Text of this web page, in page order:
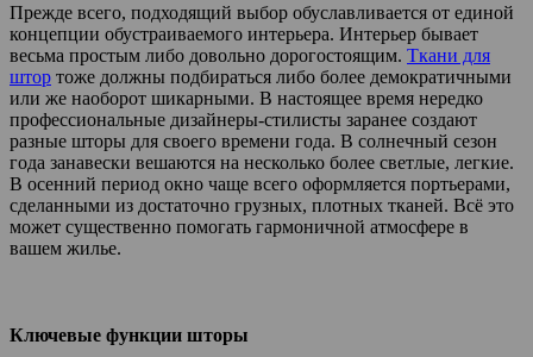
Прежде всего, подходящий выбор обуславливается от единой
концепции обустраиваемого интерьера. Интерьер бывает
весьма простым либо довольно дорогостоящим. Ткани для
штор тоже должны подбираться либо более демократичными
или же наоборот шикарными. В настоящее время нередко
профессиональные дизайнеры-стилисты заранее создают
разные шторы для своего времени года. В солнечный сезон
года занавески вешаются на несколько более светлые, легкие.
В осенний период окно чаще всего оформляется портьерами,
сделанными из достаточно грузных, плотных тканей. Всё это
может существенно помогать гармоничной атмосфере в
вашем жилье.
Ключевые функции шторы